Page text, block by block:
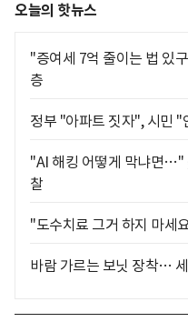
오늘의 핫뉴스
"증여세 7억 줄이는 법 있
층
정부 "아파트 짓자", 시민
"AI 해킹 어떻게 막냐면…"
찰
"도수치료 그거 하지 마세
바람 가르는 보닛 장착…